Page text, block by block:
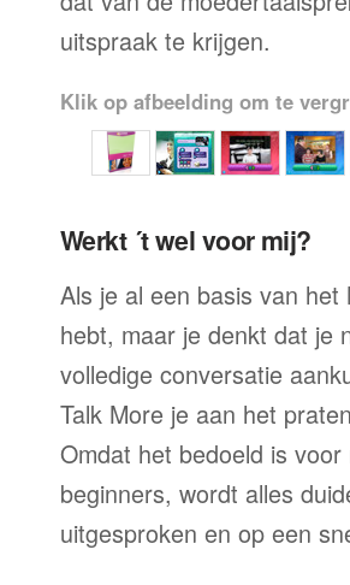
uitspraak te krijgen.
Klik op afbeelding om te
Werkt ´t wel voor mij?
Als je al een basis van het
hebt, maar je denkt dat je
volledige conversatie
Talk More je aan het
Omdat het bedoeld is voor
beginners, wordt alles
uitgesproken en op een